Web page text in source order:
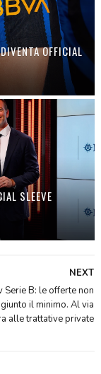
OFFICIAL
SLEEVE
NEXT
Serie B: le offerte non
il minimo. Al via
alle trattative private